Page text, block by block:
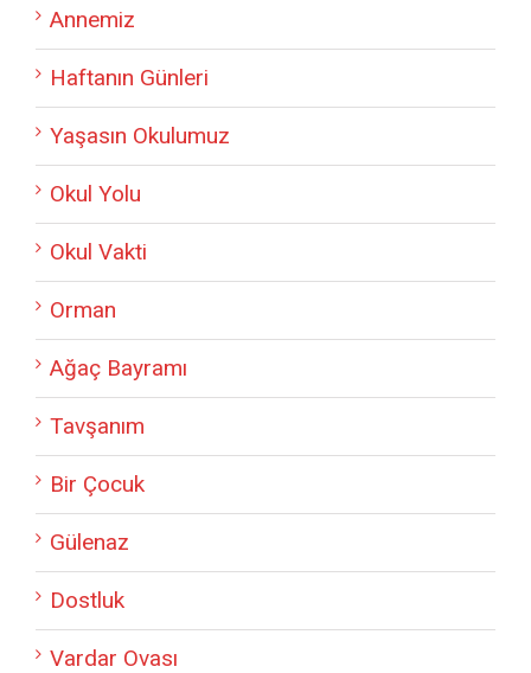
Annemiz
Haftanın Günleri
Yaşasın Okulumuz
Okul Yolu
Okul Vakti
Orman
Ağaç Bayramı
Tavşanım
Bir Çocuk
Gülenaz
Dostluk
Vardar Ovası